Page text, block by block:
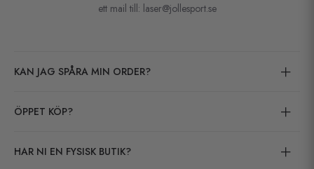
ett mail till: laser@jollesport.se
KAN JAG SPÅRA MIN ORDER?
ÖPPET KÖP?
HAR NI EN FYSISK BUTIK?